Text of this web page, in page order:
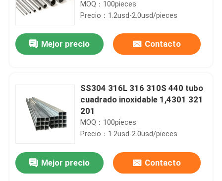
Hogar
Productos
Vídeos
441 443
MOQ：100pieces
Precio：1.2usd-2.0usd/pieces
Mejor precio Contacto
SS304 316L 316 310S 440 tubo
cuadrado inoxidable 1,4301 321
201
MOQ：100pieces
Precio：1.2usd-2.0usd/pieces
Mejor precio Contacto